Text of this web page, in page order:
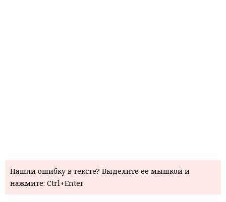
Нашли ошибку в тексте? Выделите ее мышкой и
нажмите: Ctrl+Enter